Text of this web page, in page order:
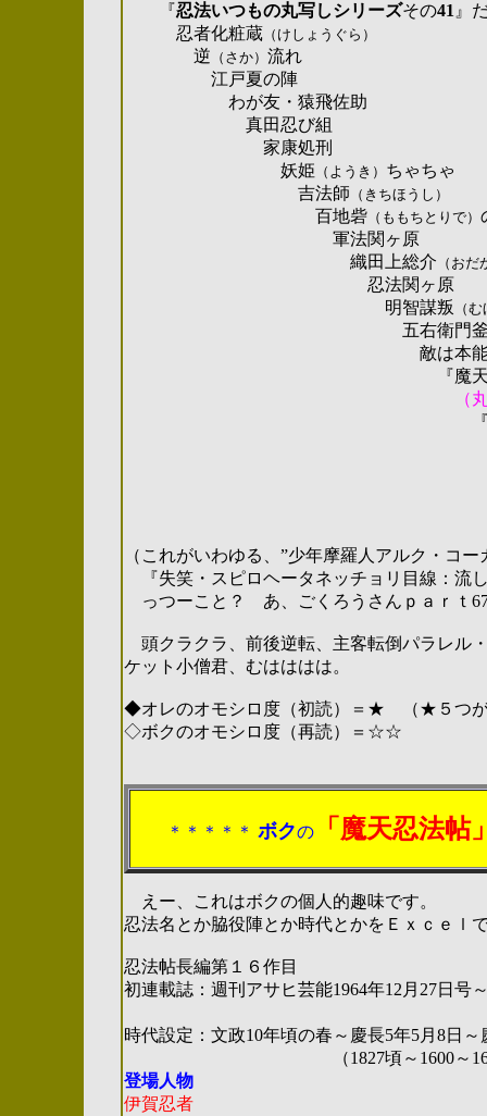
『忍法いつもの丸写しシリーズその41 』
忍者化粧蔵 （けしょうぐら）
逆 （さか） 流れ
江戸夏の陣
わが友・猿飛佐助
真田忍び組
家康処刑
妖姫 （ようき） ちゃちゃ
吉法師 （きちほうし）
百地砦 （ももちとりで）
軍法関ヶ原
織田上総介 （お
忍法関ヶ原
明智謀叛
（
五右衛門
敵は本能
『魔
（
（これがいわゆる、”少年摩羅人アルク・コー
『失笑・スピロヘータネッチョリ目線：流
っつーこと？ あ、ごくろうさんｐａｒｔ
頭クラクラ、 前後逆転、主客転倒パラレル
ケット小僧君、むはははは。
◆オレのオモシロ度（初読）＝★ （★５つ
◇ボクのオモシロ度（再読）＝☆☆
＊＊＊＊＊ ボクの 「魔天忍法帖
えー、これはボクの個人的趣味です。
忍法名とか脇役陣とか時代とかをＥｘｃｅｌ
忍法帖長編第１６作目
初連載誌：週刊アサヒ芸能1964年12月27日号
時代設定：文政10年頃の春～慶長5年5月8日～
（1827頃～1600～
登場人物
伊賀忍者